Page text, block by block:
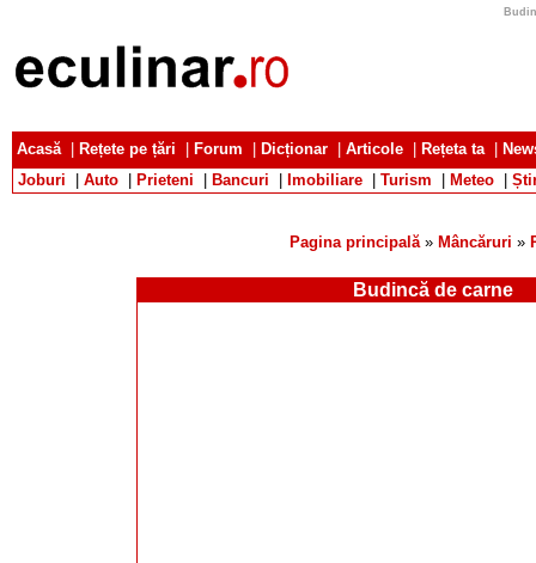
Acasă| Rețete pe țări Forum Dicționar Articole Rețeta ta|
Joburi
Auto Prieteni Bancuri Imobiliare Turism Meteo
Pagina principală» Mâncăruri »
Budincă de carne